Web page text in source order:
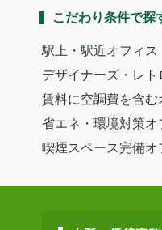
こだわり条件で探
駅上・駅近オフィス
デザイナーズ・レ
賃料に空調費を含む
省エネ・環境対策オ
喫煙スペース完備オ